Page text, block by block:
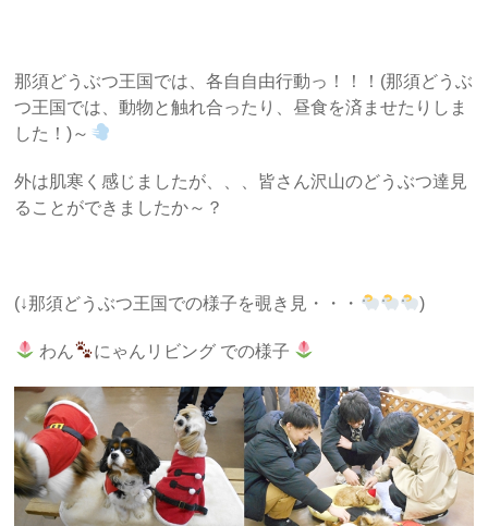
那須どうぶつ王国では、各自自由行動っ！！！(那須どうぶ
つ王国では、動物と触れ合ったり、昼食を済ませたりしま
した！)～
外は肌寒く感じましたが、、、皆さん沢山のどうぶつ達見
ることができましたか～？
(↓那須どうぶつ王国での様子を覗き見・・・ )
わん にゃんリビング での様子